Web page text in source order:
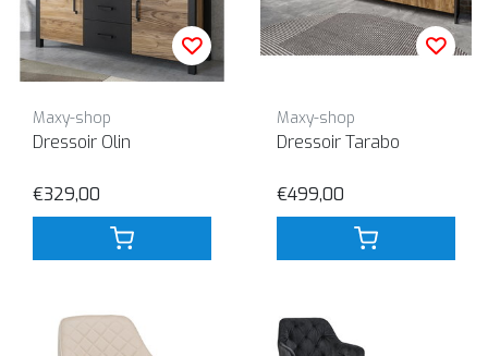
Maxy-shop
Dressoir Olin
€329,00
Maxy-shop
Dressoir Tarabo
€499,00